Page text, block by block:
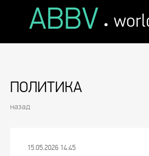
ABBV .
ПОЛИТИКА
назад
15.05.2026 14:45